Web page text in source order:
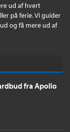
ud af hvert
på ferie. Vi guider
og få mere ud af
fra Apollo